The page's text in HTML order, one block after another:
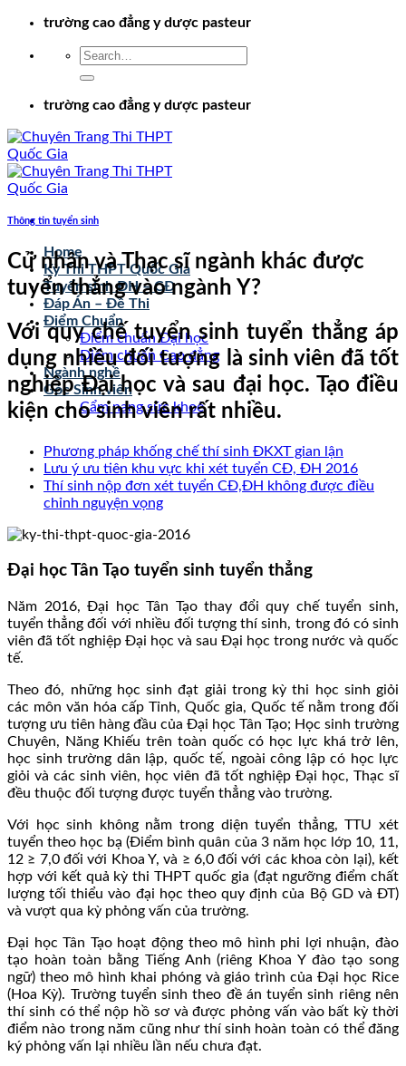
Chuyểntrường cao đẳng y dược pasteur
trường cao đẳng y dược pasteur
Home
Kỳ Thi THPT Quốc Gia
Tuyển sinh ĐH – CĐ
Đáp Án – Đề Thi
Điểm Chuẩn
Điểm chuẩn Đại học
Điểm chuẩn Cao đẳng
Ngành nghề
Góc Sinh viên
Cẩm nang sức khoẻ
Thông tin tuyển sinh
Cử nhân và Thạc sĩ ngành khác được
tuyển thẳng vào ngành Y?
Với quy chế tuyển sinh tuyển thẳng áp
dụng nhiều đối tượng là sinh viên đã tốt
nghiệp Đại học và sau đại học. Tạo điều
kiện cho sinh viên rất nhiều.
Phương pháp khống chế thí sinh ĐKXT gian lận
Lưu ý ưu tiên khu vực khi xét tuyển CĐ, ĐH 2016
Thí sinh nộp đơn xét tuyển CĐ,ĐH không được điều
chỉnh nguyện vọng
Đại học Tân Tạo tuyển sinh tuyển thẳng
Năm 2016, Đại học Tân Tạo thay đổi quy chế tuyển sinh,
tuyển thẳng đối với nhiều đối tượng thí sinh, trong đó có sinh
viên đã tốt nghiệp Đại học và sau Đại học trong nước và quốc
tế.
Theo đó, những học sinh đạt giải trong kỳ thi học sinh giỏi
các môn văn hóa cấp Tỉnh, Quốc gia, Quốc tế nằm trong đối
tượng ưu tiên hàng đầu của Đại học Tân Tạo; Học sinh trường
Chuyên, Năng Khiếu trên toàn quốc có học lực khá trở lên,
học sinh trường dân lập, quốc tế, ngoài công lập có học lực
giỏi và các sinh viên, học viên đã tốt nghiệp Đại học, Thạc sĩ
đều thuộc đối tượng được tuyển thẳng vào trường.
Với học sinh không nằm trong diện tuyển thẳng, TTU xét
tuyển theo học bạ (Điểm bình quân của 3 năm học lớp 10, 11,
12 ≥ 7,0 đối với Khoa Y, và ≥ 6,0 đối với các khoa còn lại), kết
hợp với kết quả kỳ thi THPT quốc gia (đạt ngưỡng điểm chất
lượng tối thiểu vào đại học theo quy định của Bộ GD và ĐT)
và vượt qua kỳ phỏng vấn của trường.
Đại học Tân Tạo hoạt động theo mô hình phi lợi nhuận, đào
tạo hoàn toàn bằng Tiếng Anh (riêng Khoa Y đào tạo song
ngữ) theo mô hình khai phóng và giáo trình của Đại học Rice
(Hoa Kỳ). Trường tuyển sinh theo đề án tuyển sinh riêng nên
thí sinh có thể nộp hồ sơ và được phỏng vấn vào bất kỳ thời
điểm nào trong năm cũng như thí sinh hoàn toàn có thể đăng
ký phỏng vấn lại nhiều lần nếu chưa đạt.